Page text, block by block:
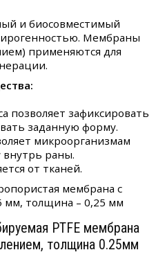
и биосовместимый
Мембраны
применяются для
позволяет зафиксировать
заданную форму.
микроорганизмам
внутрь раны.
от тканей.
мембрана с
мм, толщина – 0,25 мм
PTFE мембрана
толщина 0.25мм